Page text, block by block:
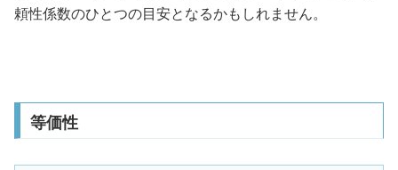
頼性係数のひとつの目安となるかもしれません。
等価性